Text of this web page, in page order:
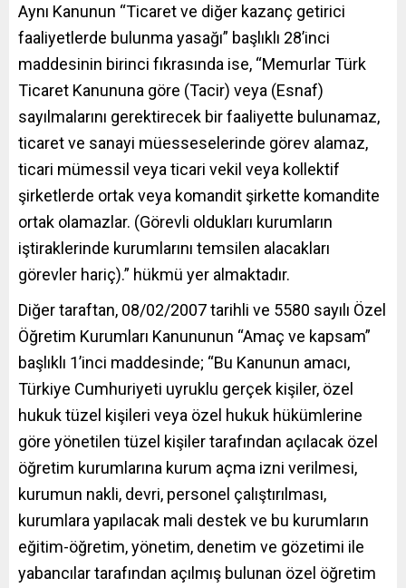
Aynı Kanunun “Ticaret ve diğer kazanç getirici
faaliyetlerde bulunma yasağı” başlıklı 28’inci
maddesinin birinci fıkrasında ise, “Memurlar Türk
Ticaret Kanununa göre (Tacir) veya (Esnaf)
sayılmalarını gerektirecek bir faaliyette bulunamaz,
ticaret ve sanayi müesseselerinde görev alamaz,
ticari mümessil veya ticari vekil veya kollektif
şirketlerde ortak veya komandit şirkette komandite
ortak olamazlar. (Görevli oldukları kurumların
iştiraklerinde kurumlarını temsilen alacakları
görevler hariç).” hükmü yer almaktadır.
Diğer taraftan, 08/02/2007 tarihli ve 5580 sayılı Özel
Öğretim Kurumları Kanununun “Amaç ve kapsam”
başlıklı 1’inci maddesinde; “Bu Kanunun amacı,
Türkiye Cumhuriyeti uyruklu gerçek kişiler, özel
hukuk tüzel kişileri veya özel hukuk hükümlerine
göre yönetilen tüzel kişiler tarafından açılacak özel
öğretim kurumlarına kurum açma izni verilmesi,
kurumun nakli, devri, personel çalıştırılması,
kurumlara yapılacak mali destek ve bu kurumların
eğitim-öğretim, yönetim, denetim ve gözetimi ile
yabancılar tarafından açılmış bulunan özel öğretim